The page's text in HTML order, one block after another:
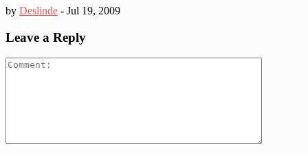
by Deslinde - Jul 19, 2009
Leave a Reply